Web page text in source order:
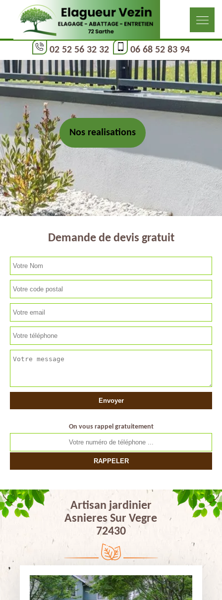
02 52 56 32 32 06 68 52 83 94
Nos realisations
Demande de devis gratuit
On vous rappel gratuitement
Artisan jardinier
Asnieres Sur Vegre
72430